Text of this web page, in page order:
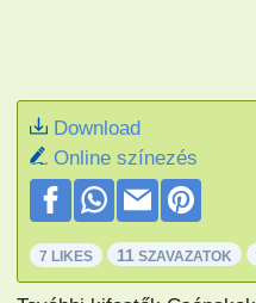
Download
Online színezés
7 LIKES 11 SZAVAZATOK